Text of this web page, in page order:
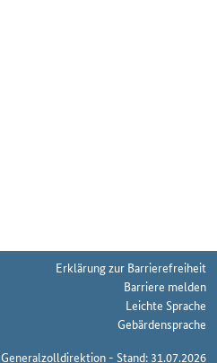
Erklärung zur Barrierefreiheit
Barriere melden
Leichte Sprache
Gebärdensprache
- Stand: 31.07.2026